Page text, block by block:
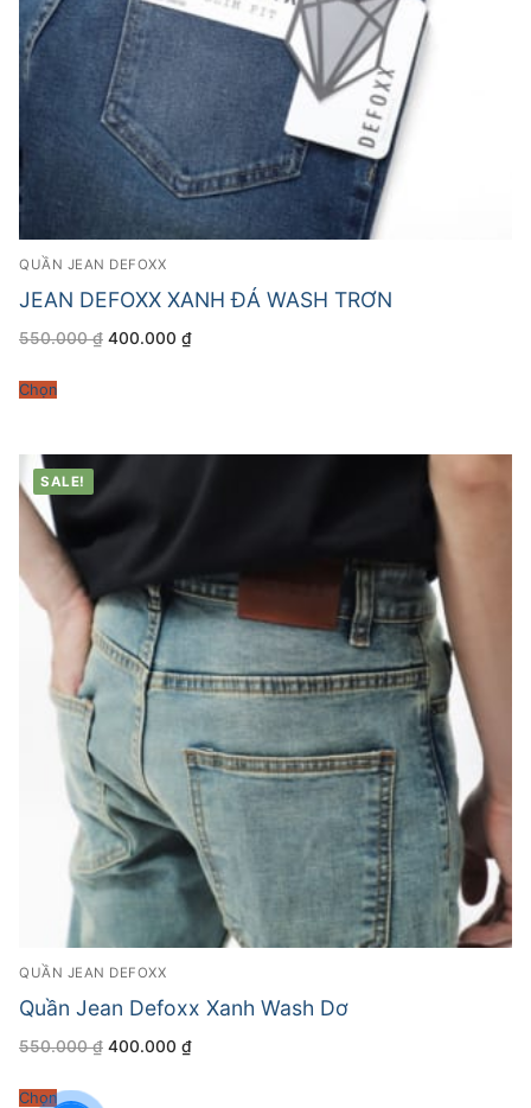
QUẦN JEAN DEFOXX
JEAN DEFOXX XANH ĐÁ WASH TRƠN
550.000₫ Giá
400.000 ₫Giá
Chọn
SALE!
QUẦN JEAN DEFOXX
Quần Jean Defoxx Xanh Wash Dơ
550.000₫ Giá
gốc
400.000 ₫Giá
Chọn